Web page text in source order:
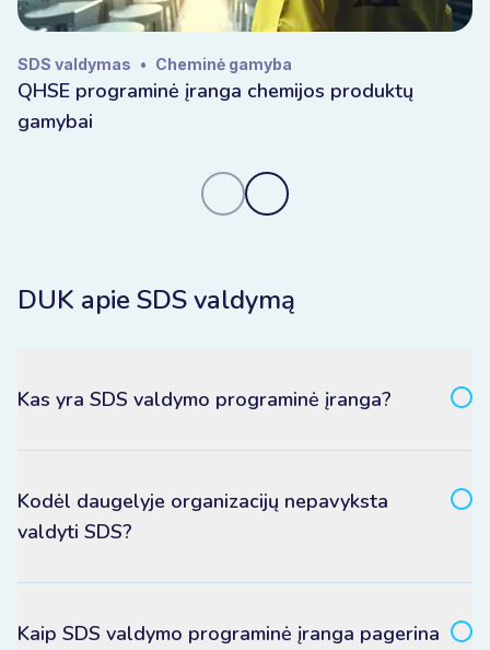
veiklos informaciją. "Bizzmine" priklauso Europos
užtikrinama, kad jūsų duomenys išliktų Europos
jurisdikcijoje.
užtikrindami, kad cheminiai duomenys išliktų patikimi,
saugūs ir tinkami auditui.
SDS valdymas • Cheminė gamyba
QHSE programinė įranga chemijos produktų
gamybai
DUK apie SDS valdymą
Kas yra SDS valdymo programinė įranga?
Kodėl daugelyje organizacijų nepavyksta
valdyti SDS?
Kaip SDS valdymo programinė įranga pagerina